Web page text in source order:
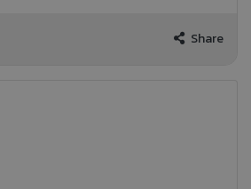
Share